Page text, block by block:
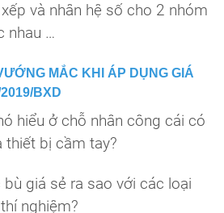
và nhân hệ số cho 2 nhóm
nhau …
MẮC KHI ÁP DỤNG GIÁ
BXD
hiểu ở chỗ nhân công cái có
thiết bị cầm tay?
giá sẻ ra sao với các loại
nghiệm?